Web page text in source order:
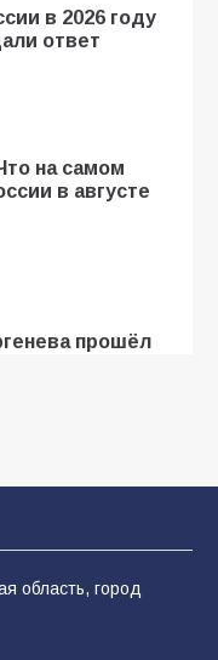
в 2026 году
ответ
на самом
в августе
прошёл
работы
область, город